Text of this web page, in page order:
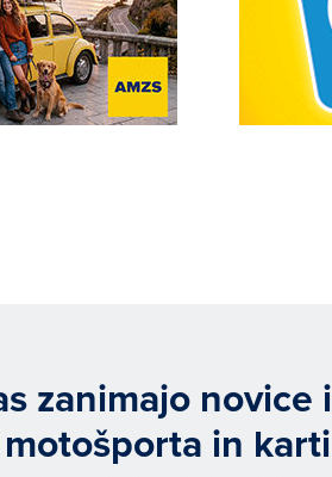
zanimajo novice
motošporta in